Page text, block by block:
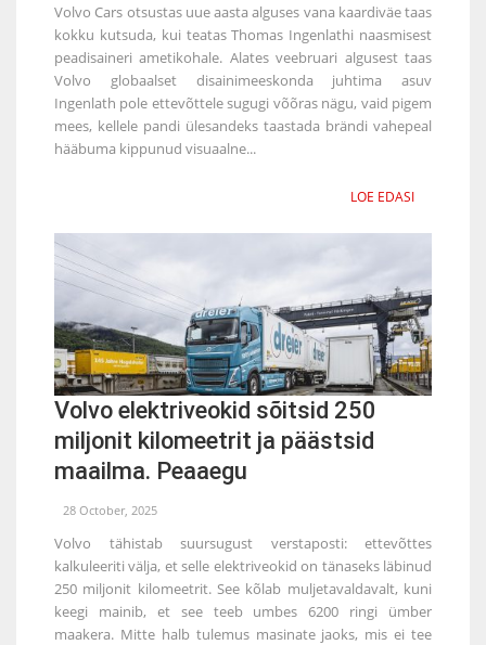
Volvo Cars otsustas uue aasta alguses vana kaardiväe taas
kokku kutsuda, kui teatas Thomas Ingenlathi naasmisest
peadisaineri ametikohale. Alates veebruari algusest taas
Volvo globaalset disainimeeskonda juhtima asuv
Ingenlath pole ettevõttele sugugi võõras nägu, vaid pigem
mees, kellele pandi ülesandeks taastada brändi vahepeal
hääbuma kippunud visuaalne...
LOE EDASI
Volvo elektriveokid sõitsid 250
miljonit kilomeetrit ja päästsid
maailma. Peaaegu
28 October, 2025
Volvo tähistab suursugust verstaposti: ettevõttes
kalkuleeriti välja, et selle elektriveokid on tänaseks läbinud
250 miljonit kilomeetrit. See kõlab muljetavaldavalt, kuni
keegi mainib, et see teeb umbes 6200 ringi ümber
maakera. Mitte halb tulemus masinate jaoks, mis ei tee